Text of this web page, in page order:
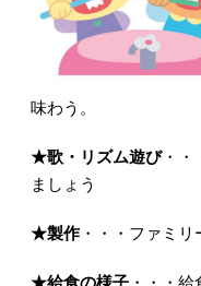
味わう。
★歌・リズム遊び・・
ましょう
★製作・・・ファミリ